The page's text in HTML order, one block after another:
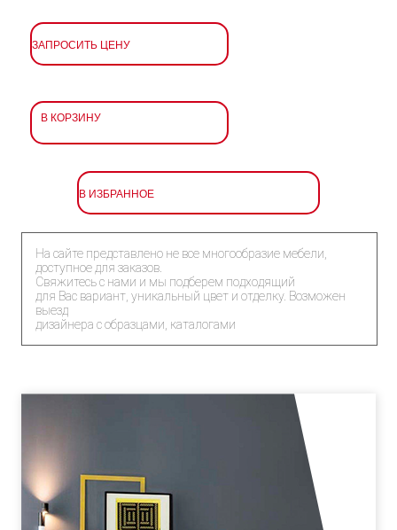
ЗАПРОСИТЬ ЦЕНУ
В КОРЗИНУ
В ИЗБРАННОЕ
На сайте представлено не все многообразие мебели,
доступное для заказов.
Свяжитесь с нами и мы подберем подходящий
для Вас вариант, уникальный цвет и отделку. Возможен
выезд
дизайнера с образцами, каталогами